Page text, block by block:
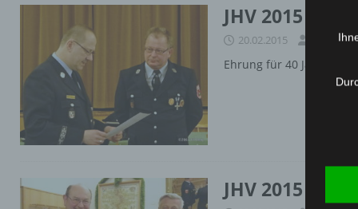
JHV 2015 –
20.02.2015
Ehrung für 40 Jahre
JHV 2015 –